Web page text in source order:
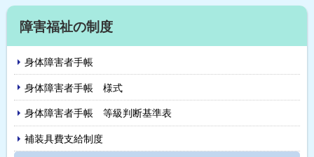
サ
イ
ド
・
メ
ニ
障害福祉の制度
身体障害者手帳
身体障害者手帳 様式
身体障害者手帳 等級判断基準表
補装具費支給制度